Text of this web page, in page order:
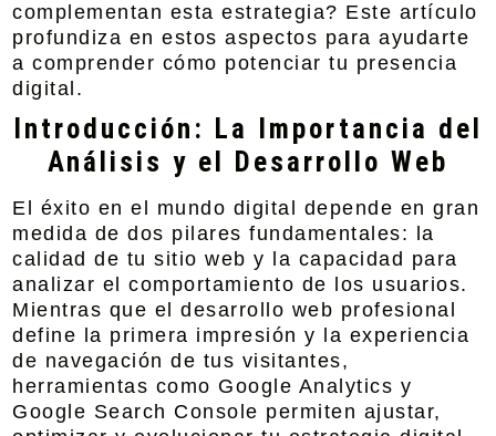
complementan esta estrategia? Este artículo
profundiza en estos aspectos para ayudarte
a comprender cómo potenciar tu presencia
digital.
Introducción: La Importancia del
Análisis y el Desarrollo Web
El éxito en el mundo digital depende en gran
medida de dos pilares fundamentales: la
calidad de tu sitio web y la capacidad para
analizar el comportamiento de los usuarios.
Mientras que el desarrollo web profesional
define la primera impresión y la experiencia
de navegación de tus visitantes,
herramientas como Google Analytics y
Google Search Console permiten ajustar,